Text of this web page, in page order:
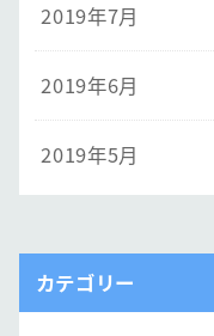
2019年7月
2019年6月
2019年5月
カテゴリー